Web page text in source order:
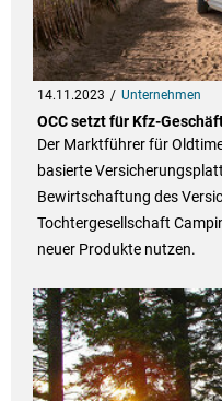
14.11.2023 Unternehmen
OCC setzt für Kfz-
Der Marktführer für
basierte
Bewirtschaftung des
Tochtergesellschaft
neuer Produkte nutzen.